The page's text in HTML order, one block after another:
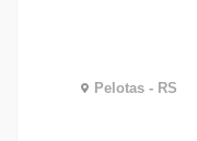
Pelotas - RS